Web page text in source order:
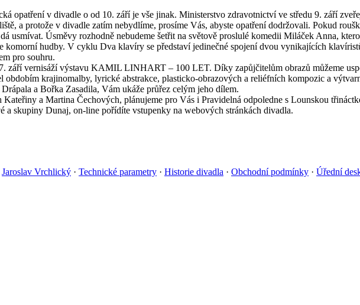
opatření v divadle o od 10. září je vše jinak. Ministerstvo zdravotnictví ve středu 9. září
a protože v divadle zatím nebydlíme, prosíme Vás, abyste opatření dodržovali. Pokud
usmívat. Úsměvy rozhodně nebudeme šetřit na světově proslulé komedii Miláček Anna,
komorní hudby. V cyklu Dva klavíry se představí jedinečné spojení dvou vynikajících
pro souhru.
září vernisáží výstavu KAMIL LINHART – 100 LET. Díky zapůjčitelům obrazů můžeme
obdobím krajinomalby, lyrické abstrakce, plasticko-obrazových a reliéfních kompozic a
a Bořka Zasadila, Vám ukáže průřez celým jeho dílem.
a Martina Čechových, plánujeme pro Vás i Pravidelná odpoledne s Lounskou
a skupiny Dunaj, on-line pořídíte vstupenky na webových stránkách divadla.
Jaroslav Vrchlický · Technické parametry · Historie divadla · Obchodní podmínky · Úřední